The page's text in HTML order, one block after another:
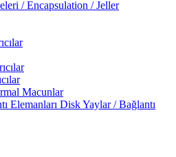
/ Encapsulation / Jeller
Macunlar
Disk Yaylar / Bağlantı